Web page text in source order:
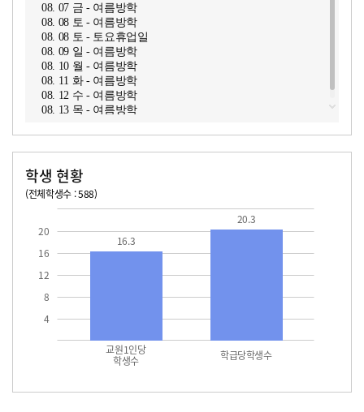
08. 07 금 - 여름방학
08. 08 토 - 여름방학
08. 08 토 - 토요휴업일
08. 09 일 - 여름방학
08. 10 월 - 여름방학
08. 11 화 - 여름방학
08. 12 수 - 여름방학
08. 13 목 - 여름방학
학생 현황
(전체학생수 : 588)
4
8
12
16
20
교원1인당
학생수 학급당학생수
16.3
20.3